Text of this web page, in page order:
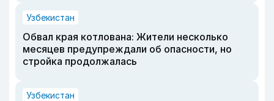
Узбекистан
Обвал края котлована: Жители несколько
месяцев предупреждали об опасности, но
стройка продолжалась
Узбекистан